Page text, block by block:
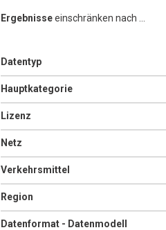
Ergebnisseeinschränken nach ...
Anzeigen
Datentyp
Anzeigen
Hauptkategorie
Anzeigen
Lizenz
Anzeigen
Netz
Anzeigen
Verkehrsmittel
Anzeigen
Region
Anzeigen
Datenformat - Datenmodell
Seiten